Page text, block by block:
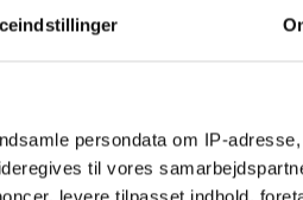
persondata om IP-
til vores